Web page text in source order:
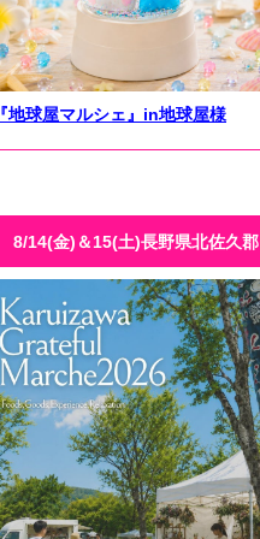
『地球屋マルシェ』in地球屋様
8/14(金)＆15(土)長野県北佐久郡